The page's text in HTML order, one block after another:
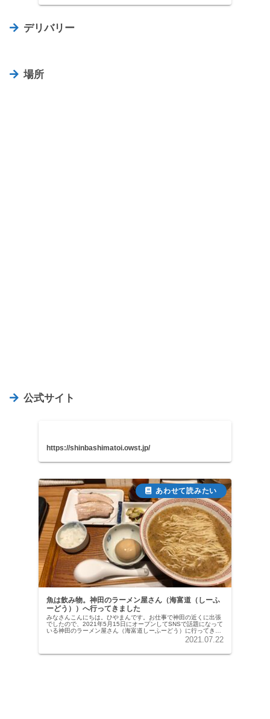
デリバリー
場所
公式サイト
https://shinbashimatoi.owst.jp/
魚は飲み物。神田のラーメン屋さん（海富道（しーふ
ーどう））へ行ってきました
みなさんこんにちは。ひやまんです。お仕事で神田の近くに出張
でしたので、2021年5月15日にオープンしてSNSで話題になって
いる神田のラーメン屋さん（海富道しーふーどう）に行ってきま
したのでご紹介します。魚を焼いて骨まで無駄なく溶け込ませ
2021.07.22